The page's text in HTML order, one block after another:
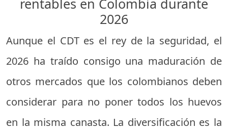
2026
Aunque el CDT es el rey de la seguridad, el
2026 ha traído consigo una maduración de
otros mercados que los colombianos deben
considerar para no poner todos los huevos
en la misma canasta. La diversificación es la